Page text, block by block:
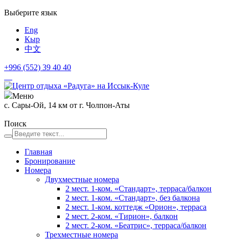
Выберите язык
Eng
Кыр
中文
+996 (552) 39 40 40
Меню
с. Сары-Ой, 14 км от г. Чолпон-Аты
Поиск
Главная
Бронирование
Номера
Двухместные номера
2 мест. 1-ком. «Стандарт», терраса/балкон
2 мест. 1-ком. «Стандарт», без балкона
2 мест. 1-ком. коттедж «Орион», терраса
2 мест. 2-ком. «Тирион», балкон
2 мест. 2-ком. «Беатрис», терраса/балкон
Трехместные номера